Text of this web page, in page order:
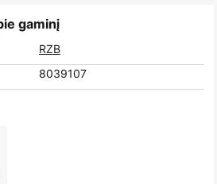
gaminį
RZB
8039107